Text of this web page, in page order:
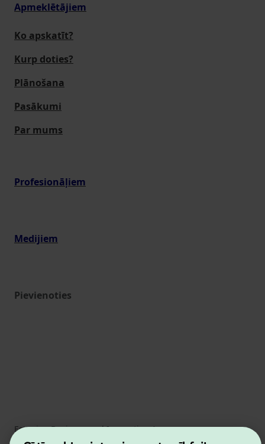
Apmeklētājiem
Ko apskatīt?
Kurp doties?
Plānošana
Pasākumi
Par mums
Profesionāļiem
Medijiem
Pievienoties
Estonian Business and Innovation Agency
Kontakti